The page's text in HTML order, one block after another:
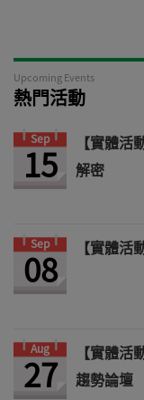
Upcoming Events
熱門活動
Sep
15
【實體
解密
Sep
08 【實體
Aug
27
【實體
趨勢論壇